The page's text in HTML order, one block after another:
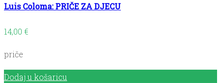
Luis Coloma: PRIČE ZA DJECU
14,00 €
priče
Dodaj u košaricu